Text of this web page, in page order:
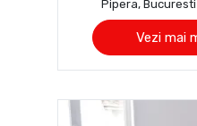
Pipera, Bucuresti
Vezi mai